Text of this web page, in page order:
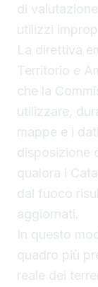
di
utilizzi
La direttiva
Territorio e
che la
utilizzare,
mappe e i
disposizione
qualora i
dal fuoco
aggiornati.
In questo
quadro più
reale dei